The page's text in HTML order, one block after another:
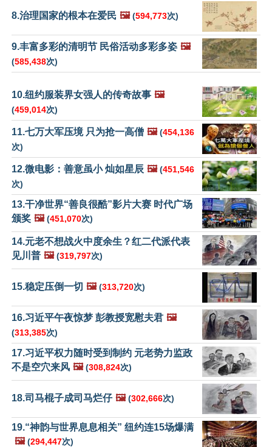
8.治理国家的根本在爱民 🖼️ (594,773次)
9.丰富多彩的清明节 民俗活动多彩多姿 🖼️
(585,438次)
10.纽约服装界女强人的传奇故事 🖼️
(459,014次)
11.七万大军压境 只为抢一高僧 🖼️ (454,136
次)
12.微电影：善意虽小 灿如星辰 🖼️ (451,546
次)
13.干净世界“善良很酷”影片大赛 时代广场
颁奖 🖼️ (451,070次)
14.元老不想战火中度余生？红二代派代表
见川普 🖼️ (319,797次)
15.稳定压倒一切 🖼️ (313,720次)
16.习近平午夜惊梦 彭教授宽慰夫君 🖼️
(313,385次)
17.习近平权力随时受到制约 元老势力监政
不是空穴来风 🖼️ (308,824次)
18.司马棍子成司马烂仔 🖼️ (302,666次)
19.“神韵与世界息息相关” 纽约连15场爆满
🖼️ (294,447次)